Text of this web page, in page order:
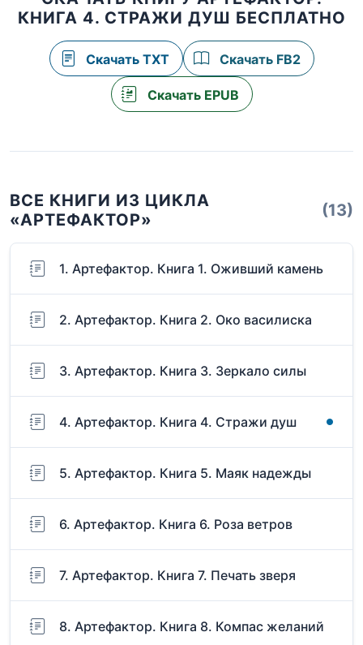
КНИГА 4. СТРАЖИ ДУШ БЕСПЛАТНО
Скачать TXT Скачать FB2
Скачать EPUB
ВСЕ КНИГИ ИЗ ЦИКЛА
«АРТЕФАКТОР»
(13)
1. Артефактор. Книга 1. Оживший камень
2. Артефактор. Книга 2. Око василиска
3. Артефактор. Книга 3. Зеркало силы
4. Артефактор. Книга 4. Стражи душ
5. Артефактор. Книга 5. Маяк надежды
6. Артефактор. Книга 6. Роза ветров
7. Артефактор. Книга 7. Печать зверя
8. Артефактор. Книга 8. Компас желаний